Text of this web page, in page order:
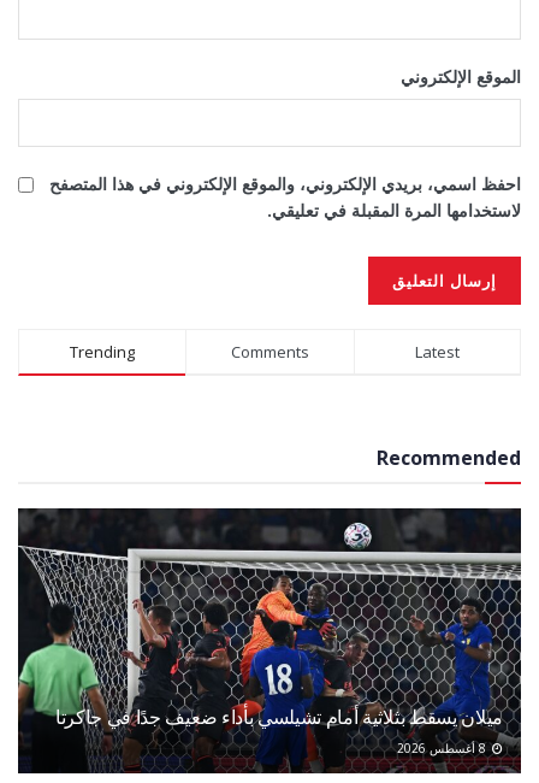
الموقع الإلكتروني
احفظ اسمي، بريدي الإلكتروني، والموقع الإلكتروني في هذا المتصفح
لاستخدامها المرة المقبلة في تعليقي.
Alternative:
Trending Comments Latest
Recommended
ميلان يسقط بثلاثية أمام تشيلسي بأداء ضعيف جدًا في جاكرتا